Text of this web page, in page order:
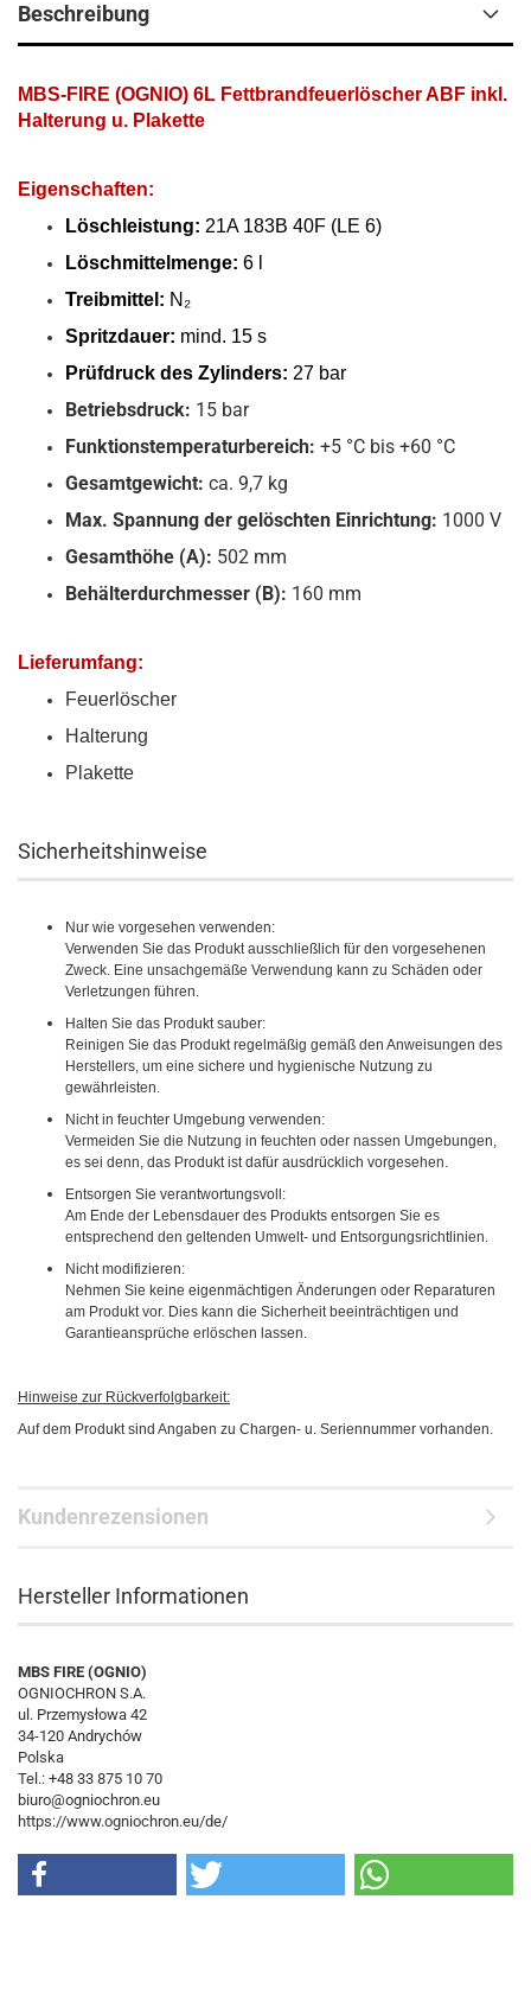
Beschreibung
MBS-FIRE (OGNIO) 6L Fettbrandfeuerlöscher ABF inkl.
Halterung u. Plakette
Eigenschaften:
Löschleistung: 21A 183B 40F (LE 6)
Löschmittelmenge: 6 l
Treibmittel: N₂
Spritzdauer: mind. 15 s
Prüfdruck des Zylinders: 27 bar
Betriebsdruck: 15 bar
Funktionstemperaturbereich: +5 °C bis +60 °C
Gesamtgewicht: ca. 9,7 kg
Max. Spannung der gelöschten Einrichtung: 1000 V
Gesamthöhe (A): 502 mm
Behälterdurchmesser (B): 160 mm
Lieferumfang:
Feuerlöscher
Halterung
Plakette
Sicherheitshinweise
Nur wie vorgesehen verwenden:
Verwenden Sie das Produkt ausschließlich für den vorgesehenen
Zweck. Eine unsachgemäße Verwendung kann zu Schäden oder
Verletzungen führen.
Halten Sie das Produkt sauber:
Reinigen Sie das Produkt regelmäßig gemäß den Anweisungen des
Herstellers, um eine sichere und hygienische Nutzung zu
gewährleisten.
Nicht in feuchter Umgebung verwenden:
Vermeiden Sie die Nutzung in feuchten oder nassen Umgebungen,
es sei denn, das Produkt ist dafür ausdrücklich vorgesehen.
Entsorgen Sie verantwortungsvoll:
Am Ende der Lebensdauer des Produkts entsorgen Sie es
entsprechend den geltenden Umwelt- und Entsorgungsrichtlinien.
Nicht modifizieren:
Nehmen Sie keine eigenmächtigen Änderungen oder Reparaturen
am Produkt vor. Dies kann die Sicherheit beeinträchtigen und
Garantieansprüche erlöschen lassen.
Hinweise zur Rückverfolgbarkeit:
Auf dem Produkt sind Angaben zu Chargen- u. Seriennummer vorhanden.
Kundenrezensionen
Hersteller Informationen
MBS FIRE (OGNIO)
OGNIOCHRON S.A.
ul. Przemysłowa 42
34-120 Andrychów
Polska
Tel.: +48 33 875 10 70
biuro@ogniochron.eu
https://www.ogniochron.eu/de/